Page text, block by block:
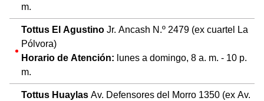
m.
Tottus El Agustino Jr. Ancash N.º 2479 (ex cuartel La
Pólvora)
Horario de Atención: lunes a domingo, 8 a. m. - 10 p.
m.
Tottus Huaylas Av. Defensores del Morro 1350 (ex Av.